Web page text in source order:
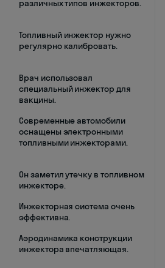
различных типов инжекторов.
Топливный инжектор нужно
регулярно калибровать.
Врач использовал
специальный инжектор для
вакцины.
Современные автомобили
оснащены электронными
топливными инжекторами.
Он заметил утечку в топливном
инжекторе.
Инжекторная система очень
эффективна.
Аэродинамика конструкции
инжектора впечатляющая.